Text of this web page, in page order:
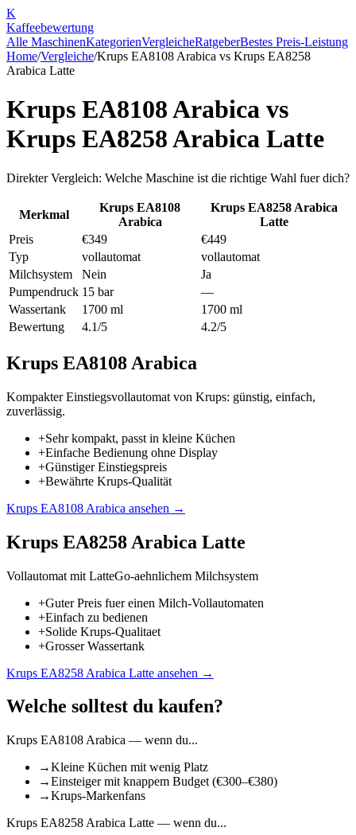
K
Kaffeebewertung
Alle MaschinenKategorienVergleicheRatgeberBestes Preis-Leistung
Home/Vergleiche/Krups EA8108 Arabica vs Krups EA8258
Arabica Latte
Krups EA8108 Arabica vs
Krups EA8258 Arabica Latte
Direkter Vergleich: Welche Maschine ist die richtige Wahl fuer dich?
Merkmal
Krups EA8108
Arabica
Krups EA8258 Arabica
Latte
Preis
€349
€449
Typ
vollautomat
vollautomat
Milchsystem
Nein
Ja
Pumpendruck 15 bar
—
Wassertank
1700 ml
1700 ml
Bewertung
4.1/5 4.2/5
Krups EA8108 Arabica
Kompakter Einstiegsvollautomat von Krups: günstig, einfach,
zuverlässig.
+Sehr kompakt, passt in kleine Küchen
+Einfache Bedienung ohne Display
+Günstiger Einstiegspreis
+Bewährte Krups-Qualität
Krups EA8108 Arabica ansehen →
Krups EA8258 Arabica Latte
Vollautomat mit LatteGo-aehnlichem Milchsystem
+Guter Preis fuer einen Milch-Vollautomaten
+Einfach zu bedienen
+Solide Krups-Qualitaet
+Grosser Wassertank
Krups EA8258 Arabica Latte ansehen →
Welche solltest du kaufen?
Krups EA8108 Arabica — wenn du...
→Kleine Küchen mit wenig Platz
→Einsteiger mit knappem Budget (€300–€380)
→Krups-Markenfans
Krups EA8258 Arabica Latte — wenn du...